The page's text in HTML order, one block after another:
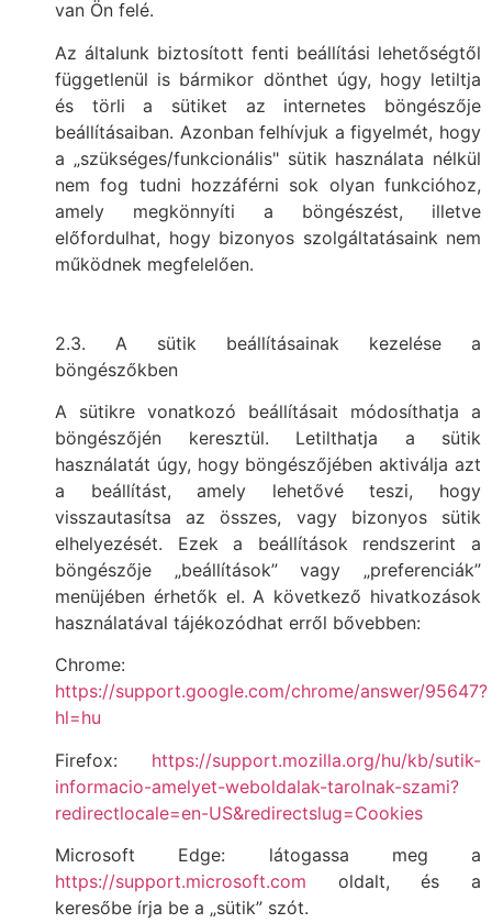
van Ön felé.
Az általunk biztosított fenti beállítási lehetőségtől
függetlenül is bármikor dönthet úgy, hogy letiltja
és törli a sütiket az internetes böngészője
beállításaiban. Azonban felhívjuk a figyelmét, hogy
a „szükséges/funkcionális" sütik használata nélkül
nem fog tudni hozzáférni sok olyan funkcióhoz,
amely megkönnyíti a böngészést, illetve
előfordulhat, hogy bizonyos szolgáltatásaink nem
működnek megfelelően.
2.3. A sütik beállításainak kezelése a
böngészőkben
A sütikre vonatkozó beállításait módosíthatja a
böngészőjén keresztül. Letilthatja a sütik
használatát úgy, hogy böngészőjében aktiválja azt
a beállítást, amely lehetővé teszi, hogy
visszautasítsa az összes, vagy bizonyos sütik
elhelyezését. Ezek a beállítások rendszerint a
böngészője „beállítások” vagy „preferenciák”
menüjében érhetők el. A következő hivatkozások
használatával tájékozódhat erről bővebben:
Chrome:
https://support.google.com/chrome/answer/95647?
hl=hu
Firefox: https://support.mozilla.org/hu/kb/sutik-
informacio-amelyet-weboldalak-tarolnak-szami?
redirectlocale=en-US&redirectslug=Cookies
Microsoft Edge: látogassa meg a
https://support.microsoft.com oldalt, és a
keresőbe írja be a „sütik” szót.